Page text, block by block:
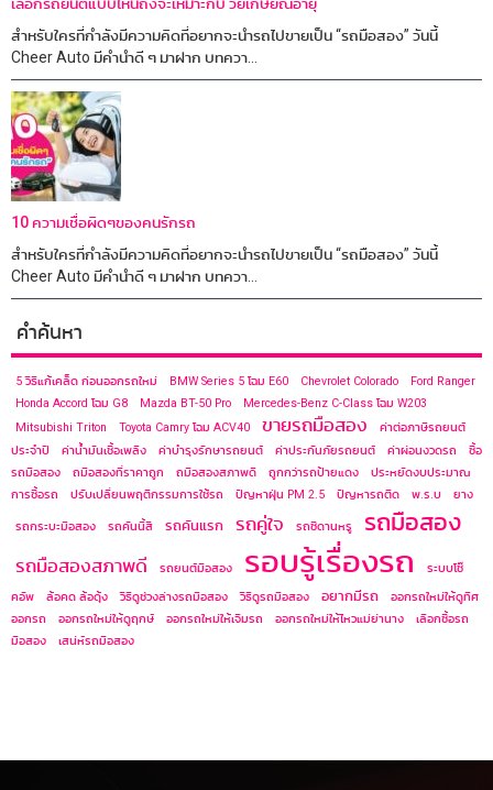
เลือกรถยนต์แบบไหนถึงจะเหมาะกับ วัยเกษียณอายุ
สำหรับใครที่กำลังมีความคิดที่อยากจะนำรถไปขายเป็น “รถมือสอง” วันนี้
Cheer Auto มีคำนำดี ๆ มาฝาก บทควา...
10 ความเชื่อผิดๆของคนรักรถ
สำหรับใครที่กำลังมีความคิดที่อยากจะนำรถไปขายเป็น “รถมือสอง” วันนี้
Cheer Auto มีคำนำดี ๆ มาฝาก บทควา...
คำค้นหา
5 วิธีแก้เคล็ด ก่อนออกรถใหม่ BMW Series 5 โฉม E60 Chevrolet Colorado
Ford Ranger
Honda Accord โฉม G8
Mazda BT-50 Pro
Mercedes-Benz C-Class โฉม ​W203
Mitsubishi Triton
Toyota Camry โฉม ACV40 ขายรถมือสอง
ค่าต่อภาษีรถยนต์
ประจำปี
ค่าน้ำมันเชื้อเพลิง ค่าบำรุงรักษารถยนต์ ค่าประกันภัยรถยนต์ ค่าผ่อนงวดรถ
ซื้อ
รถมือสอง
ถมือสองที่ราคาถูก ถมือสองสภาพดี ถูกกว่ารถป้ายแดง
ประหยัดงบประมาณ
การซื้อรถ
ปรับเปลี่ยนพฤติกรรมการใช้รถ ปัญหาฝุ่น PM 2.5 ปัญหารถติด พ.ร.บ ยาง
รถกระบะมือสอง รถคันนี้สี รถคันแรก รถคู่ใจ รถซีดานหรู รถมือสอง
รถมือสองสภาพดี รถยนต์มือสอง รอบรู้เรื่องรถ
ระบบโช๊
คอัพ
ล้อคด ล้อดุ้ง วิธีดูช่วงล่างรถมือสอง วิธีดูรถมือสอง อยากมีรถ
ออกรถใหม่ให้ดูทิศ
ออกรถ
ออกรถใหม่ให้ดูฤกษ์ ออกรถใหม่ให้เจิมรถ ออกรถใหม่ให้ไหวแม่ย่านาง
เลือกซื้อรถ
มือสอง
เสน่ห์รถมือสอง